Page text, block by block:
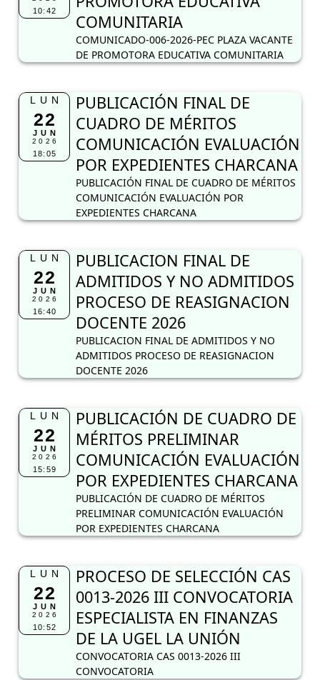
10:42
COMUNITARIA
COMUNICADO-006-2026-PEC PLAZA VACANTE
DE PROMOTORA EDUCATIVA COMUNITARIA
LUN
22
JUN
2026
18:05
PUBLICACIÓN FINAL DE
CUADRO DE MÉRITOS
COMUNICACIÓN EVALUACIÓN
POR EXPEDIENTES CHARCANA
PUBLICACIÓN FINAL DE CUADRO DE MÉRITOS
COMUNICACIÓN EVALUACIÓN POR
EXPEDIENTES CHARCANA
LUN
22
JUN
2026
16:40
PUBLICACION FINAL DE
ADMITIDOS Y NO ADMITIDOS
PROCESO DE REASIGNACION
DOCENTE 2026
PUBLICACION FINAL DE ADMITIDOS Y NO
ADMITIDOS PROCESO DE REASIGNACION
DOCENTE 2026
LUN
22
JUN
2026
15:59
PUBLICACIÓN DE CUADRO DE
MÉRITOS PRELIMINAR
COMUNICACIÓN EVALUACIÓN
POR EXPEDIENTES CHARCANA
PUBLICACIÓN DE CUADRO DE MÉRITOS
PRELIMINAR COMUNICACIÓN EVALUACIÓN
POR EXPEDIENTES CHARCANA
LUN
22
JUN
2026
10:52
PROCESO DE SELECCIÓN CAS
0013-2026 III CONVOCATORIA
ESPECIALISTA EN FINANZAS
DE LA UGEL LA UNIÓN
CONVOCATORIA CAS 0013-2026 III
CONVOCATORIA